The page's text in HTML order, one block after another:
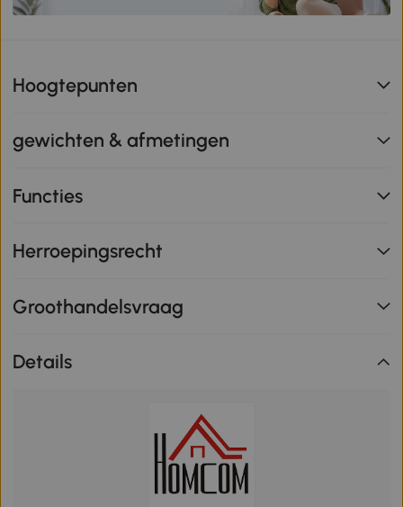
Hoogtepunten
gewichten & afmetingen
Functies
Herroepingsrecht
Groothandelsvraag
Details